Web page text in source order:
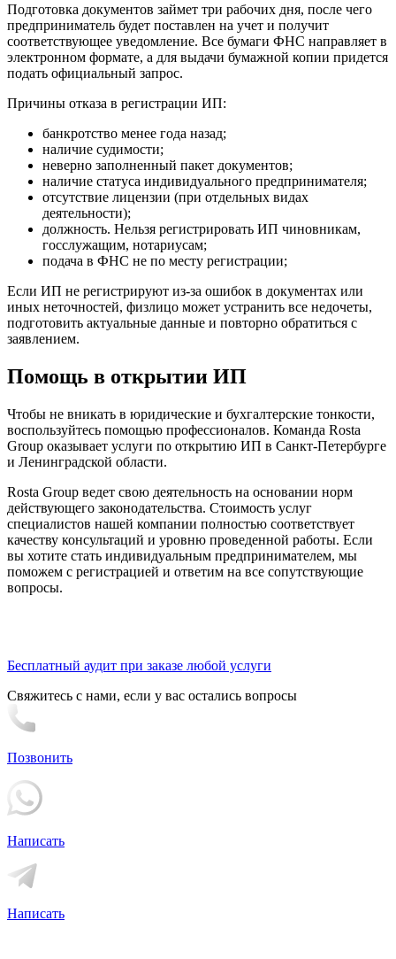
Подготовка документов займет три рабочих дня, после чего
предприниматель будет поставлен на учет и получит
соответствующее уведомление. Все бумаги ФНС направляет в
электронном формате, а для выдачи бумажной копии придется
подать официальный запрос.
Причины отказа в регистрации ИП:
банкротство менее года назад;
наличие судимости;
неверно заполненный пакет документов;
наличие статуса индивидуального предпринимателя;
отсутствие лицензии (при отдельных видах
деятельности);
должность. Нельзя регистрировать ИП чиновникам,
госслужащим, нотариусам;
подача в ФНС не по месту регистрации;
Если ИП не регистрируют из-за ошибок в документах или
иных неточностей, физлицо может устранить все недочеты,
подготовить актуальные данные и повторно обратиться с
заявлением.
Помощь в открытии ИП
Чтобы не вникать в юридические и бухгалтерские тонкости,
воспользуйтесь помощью профессионалов. Команда Rosta
Group оказывает услуги по открытию ИП в Санкт-Петербурге
и Ленинградской области.
Rosta Group ведет свою деятельность на основании норм
действующего законодательства. Стоимость услуг
специалистов нашей компании полностью соответствует
качеству консультаций и уровню проведенной работы. Если
вы хотите стать индивидуальным предпринимателем, мы
поможем с регистрацией и ответим на все сопутствующие
вопросы.
Бесплатный аудит при заказе любой услуги
Свяжитесь с нами, если у вас остались вопросы
Позвонить
Написать
Написать